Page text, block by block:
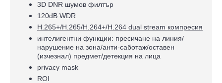
3D DNR шумов филтър
120dB WDR
H.265+/H.265/H.264+/H.264 dual stream компресия
интелигентни функции: пресичане на линия/
нарушение на зона/анти-саботаж/оставен
(изчезнал) предмет/детекция на лица
privacy mask
ROI